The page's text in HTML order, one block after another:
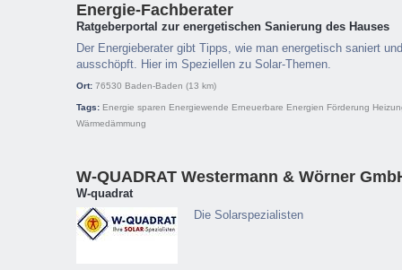
Energie-Fachberater
Ratgeberportal zur energetischen Sanierung des Hauses
Der Energieberater gibt Tipps, wie man energetisch saniert
ausschöpft. Hier im Speziellen zu Solar-Themen.
Ort: 76530 Baden-Baden (13 km)
Tags: Energie sparen Energiewende Erneuerbare Energien Förderung
Wärmedämmung
W-QUADRAT Westermann & Wörner
W-quadrat
Die Solarspezialisten